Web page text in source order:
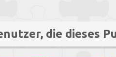
die dieses